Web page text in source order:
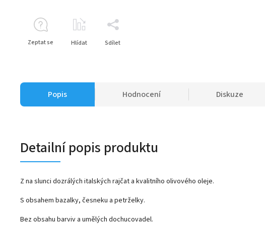
Zeptat se Hlídat Sdílet
Popis Hodnocení Diskuze
Detailní popis produktu
Z na slunci dozrálých italských rajčat a kvalitního olivového oleje.
S obsahem bazalky, česneku a petrželky.
Bez obsahu barviv a umělých dochucovadel.